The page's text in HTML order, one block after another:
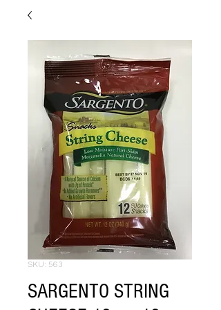
SKU: 563
SARGENTO STRING